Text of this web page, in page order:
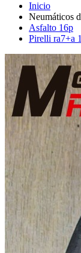
Inicio
Neumáticos
Asfalto 16p
Pirelli ra7+a